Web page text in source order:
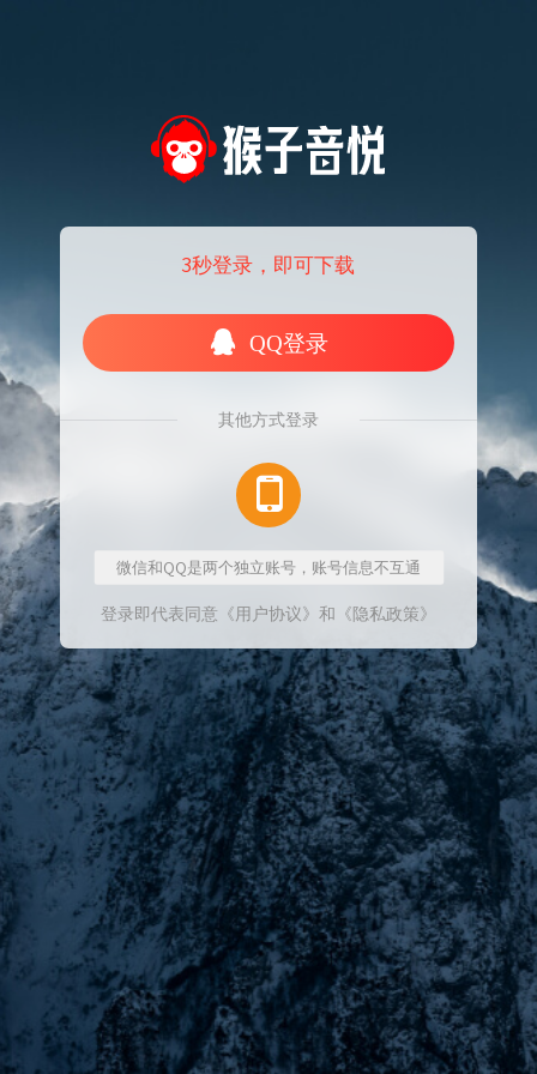
3秒登录，即可下载
QQ登录
其他方式登录
微信和QQ是两个独立账号，账号信息不互通
登录即代表同意 《用户协议》 和 《隐私政策》